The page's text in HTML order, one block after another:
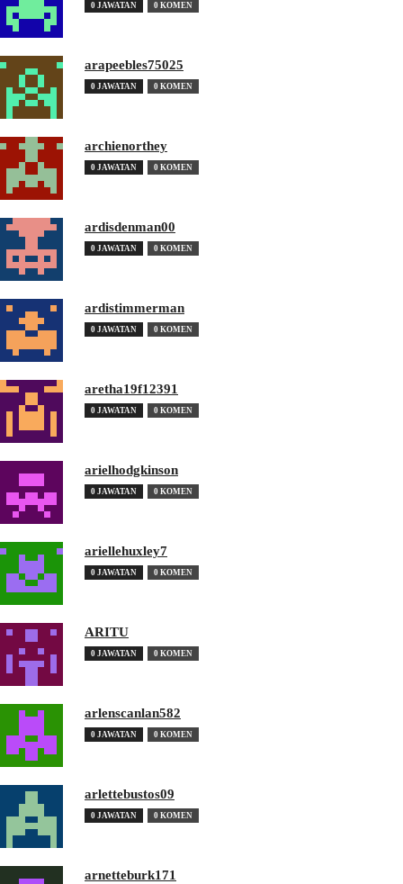
0 JAWATAN 0 KOMEN
arapeebles75025
0 JAWATAN 0 KOMEN
archienorthey
0 JAWATAN 0 KOMEN
ardisdenman00
0 JAWATAN 0 KOMEN
ardistimmerman
0 JAWATAN 0 KOMEN
aretha19f12391
0 JAWATAN 0 KOMEN
arielhodgkinson
0 JAWATAN 0 KOMEN
ariellehuxley7
0 JAWATAN 0 KOMEN
ARITU
0 JAWATAN 0 KOMEN
arlenscanlan582
0 JAWATAN 0 KOMEN
arlettebustos09
0 JAWATAN 0 KOMEN
arnetteburk171